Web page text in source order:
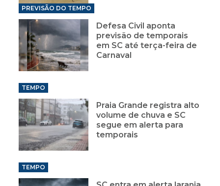
PREVISÃO DO TEMPO
Defesa Civil aponta
previsão de temporais
em SC até terça-feira de
Carnaval
TEMPO
Praia Grande registra alto
volume de chuva e SC
segue em alerta para
temporais
TEMPO